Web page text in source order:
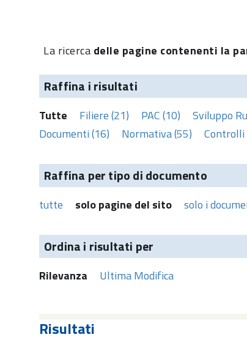
La ricerca delle pagine contenenti la
Raffina i risultati
Tutte Filiere (21) PAC (10) Sviluppo
Documenti (16)
Normativa (55) Controlli
Raffina per tipo di documento
tutte solo pagine del sito solo i
Ordina i risultati per
Rilevanza Ultima Modifica
Risultati